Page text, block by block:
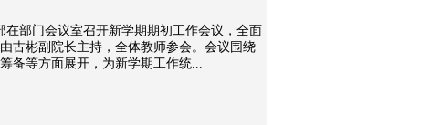
在部门会议室召开新学期期初工作会议，全面
古彬副院长主持，全体教师参会。会议围绕
备等方面展开，为新学期工作统...